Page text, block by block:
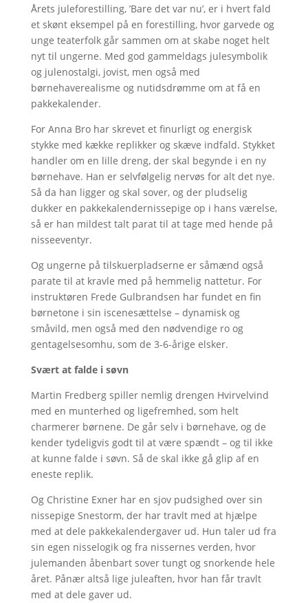
Årets juleforestilling, ’Bare det var nu’, er i hvert fald
et skønt eksempel på en forestilling, hvor garvede og
unge teaterfolk går sammen om at skabe noget helt
nyt til ungerne. Med god gammeldags julesymbolik
og julenostalgi, jovist, men også med
børnehaverealisme og nutidsdrømme om at få en
pakkekalender.
For Anna Bro har skrevet et finurligt og energisk
stykke med kække replikker og skæve indfald. Stykket
handler om en lille dreng, der skal begynde i en ny
børnehave. Han er selvfølgelig nervøs for alt det nye.
Så da han ligger og skal sover, og der pludselig
dukker en pakkekalendernissepige op i hans værelse,
så er han mildest talt parat til at tage med hende på
nisseeventyr.
Og ungerne på tilskuerpladserne er såmænd også
parate til at kravle med på hemmelig nattetur. For
instruktøren Frede Gulbrandsen har fundet en fin
børnetone i sin iscenesættelse – dynamisk og
småvild, men også med den nødvendige ro og
gentagelsesomhu, som de 3-6-årige elsker.
Svært at falde i søvn
Martin Fredberg spiller nemlig drengen Hvirvelvind
med en munterhed og ligefremhed, som helt
charmerer børnene. De går selv i børnehave, og de
kender tydeligvis godt til at være spændt – og til ikke
at kunne falde i søvn. Så de skal ikke gå glip af en
eneste replik.
Og Christine Exner har en sjov pudsighed over sin
nissepige Snestorm, der har travlt med at hjælpe
med at dele pakkekalendergaver ud. Hun taler ud fra
sin egen nisselogik og fra nissernes verden, hvor
julemanden åbenbart sover tungt og snorkende hele
året. Pånær altså lige juleaften, hvor han får travlt
med at dele gaver ud.